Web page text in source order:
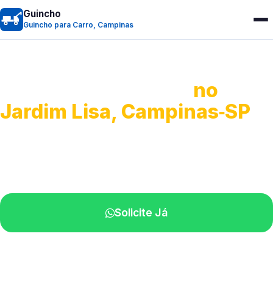
Guincho
Guincho para Carro, Campinas
no
Jardim Lisa, Campinas‑SP
Solicite Já